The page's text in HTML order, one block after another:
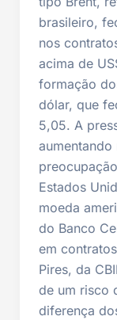
brasileiro,
nos
acima de
formação
dólar, que
5,05. A
aumentando
Estados
moeda
do Banco
em
Pires, da
de um risco
diferença